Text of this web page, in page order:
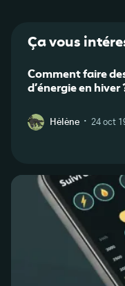
Ça vous
Comment faire
d’énergie en hiver
Hélène · 24 oct